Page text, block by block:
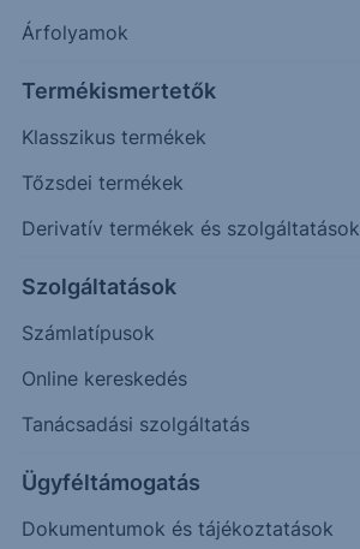
Árfolyamok
Termékismertetők
Klasszikus termékek
Tőzsdei termékek
Derivatív termékek és szolgáltatások
Szolgáltatások
Számlatípusok
Online kereskedés
Tanácsadási szolgáltatás
Ügyféltámogatás
Dokumentumok és tájékoztatások
16.00
16.50
17.00
17.50
18.00
18.50
19.00